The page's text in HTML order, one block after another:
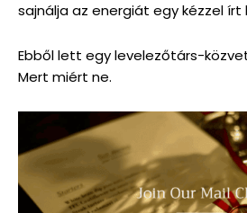
sajnálja az energiát egy kézzel írt
Ebből lett egy levelezőtárs-
Mert miért ne.